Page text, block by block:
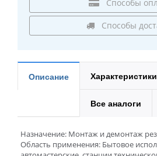
Способы
Способы
Описание Характеристики
Все аналоги
Назначение: Монтаж и демонтаж
Область применения: Бытовое